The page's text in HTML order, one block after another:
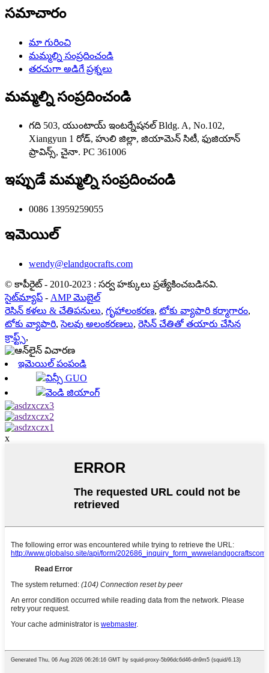
సమాచారం
మా గురించి
మమ్మల్ని సంప్రదించండి
తరచుగా అడిగే ప్రశ్నలు
మమ్మల్ని సంప్రదించండి
గది 503, యుంటాయ్ ఇంటర్నేషనల్ Bldg. A, No.102,
Xiangyun 1 రోడ్, హులి జిల్లా, జియామెన్ సిటీ, ఫుజియాన్
ప్రావిన్స్, చైనా. PC 361006
ఇప్పుడే మమ్మల్ని సంప్రదించండి
0086 13959259055
ఇమెయిల్
wendy@elandgocrafts.com
© కాపీరైట్ - 2010-2023 : సర్వ హక్కులు ప్రత్యేకించబడినవి.
సైట్‌మ్యాప్ - AMP మొబైల్
రెసిన్ కళలు & చేతిపనులు, గృహాలంకరణ, టోకు వ్యాపారి కర్మాగారం,
టోకు వ్యాపారి,సెలవు అలంకరణలు, రెసిన్ చేతితో తయారు చేసిన
క్రాఫ్ట్స్,
ఇమెయిల్ పంపండి
విన్సీ GUO
వెండి జియాంగ్
x